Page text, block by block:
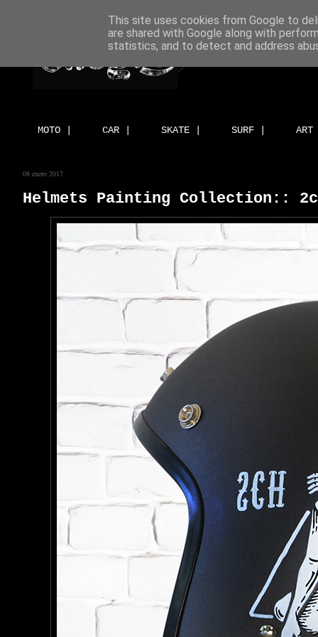
MOTO | CAR | SKATE | SURF |
08 enero 2017
Helmets Painting Collection::
This site uses cookies from Google to
are shared with Google along with
statistics, and to detect and address